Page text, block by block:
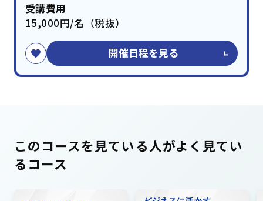
受講費用
15,000円/名（税抜）
開催日程を見る
このコースを見ている人がよく見てい
るコース